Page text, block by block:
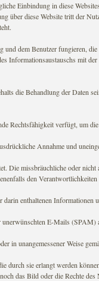
Einbindung in diese
über diese Website tritt der
dem Benutzer fungieren,
Informationsaustauschs mit
die Behandlung der Daten
Rechtsfähigkeit verfügt, um
Annahme und
Die missbräuchliche oder
den
enthaltenen
E-Mails
in unangemessener Weise
durch sie erlangt werden
das Bild oder die Rechte des